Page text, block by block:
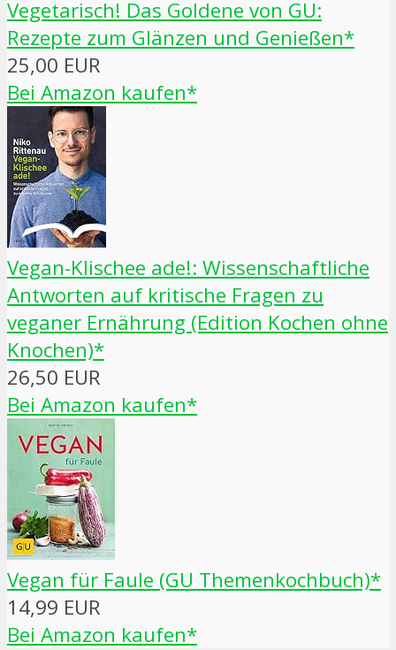
Vegetarisch! Das Goldene von GU:
Rezepte zum Glänzen und Genießen*
25,00 EUR
Bei Amazon kaufen*
Vegan-Klischee ade!: Wissenschaftliche
Antworten auf kritische Fragen zu
veganer Ernährung (Edition Kochen ohne
Knochen)*
26,50 EUR
Bei Amazon kaufen*
Vegan für Faule (GU Themenkochbuch)*
14,99 EUR
Bei Amazon kaufen*